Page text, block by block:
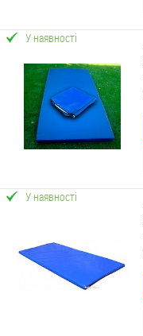
У наявності
У наявності